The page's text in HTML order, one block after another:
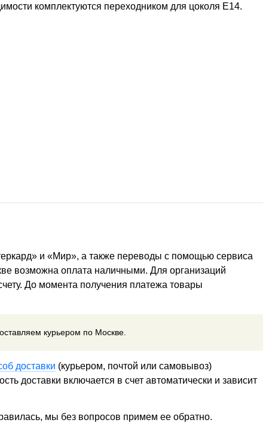
комплектуются переходником для цоколя E14.
и «Мир», а также переводы с помощью сервиса
возможна оплата наличными. Для организаций
До момента получения платежа товары
курьером по Москве.
доставки (курьером, почтой или самовывоз)
доставки включается в счет автоматически и зависит
мы без вопросов примем ее обратно.